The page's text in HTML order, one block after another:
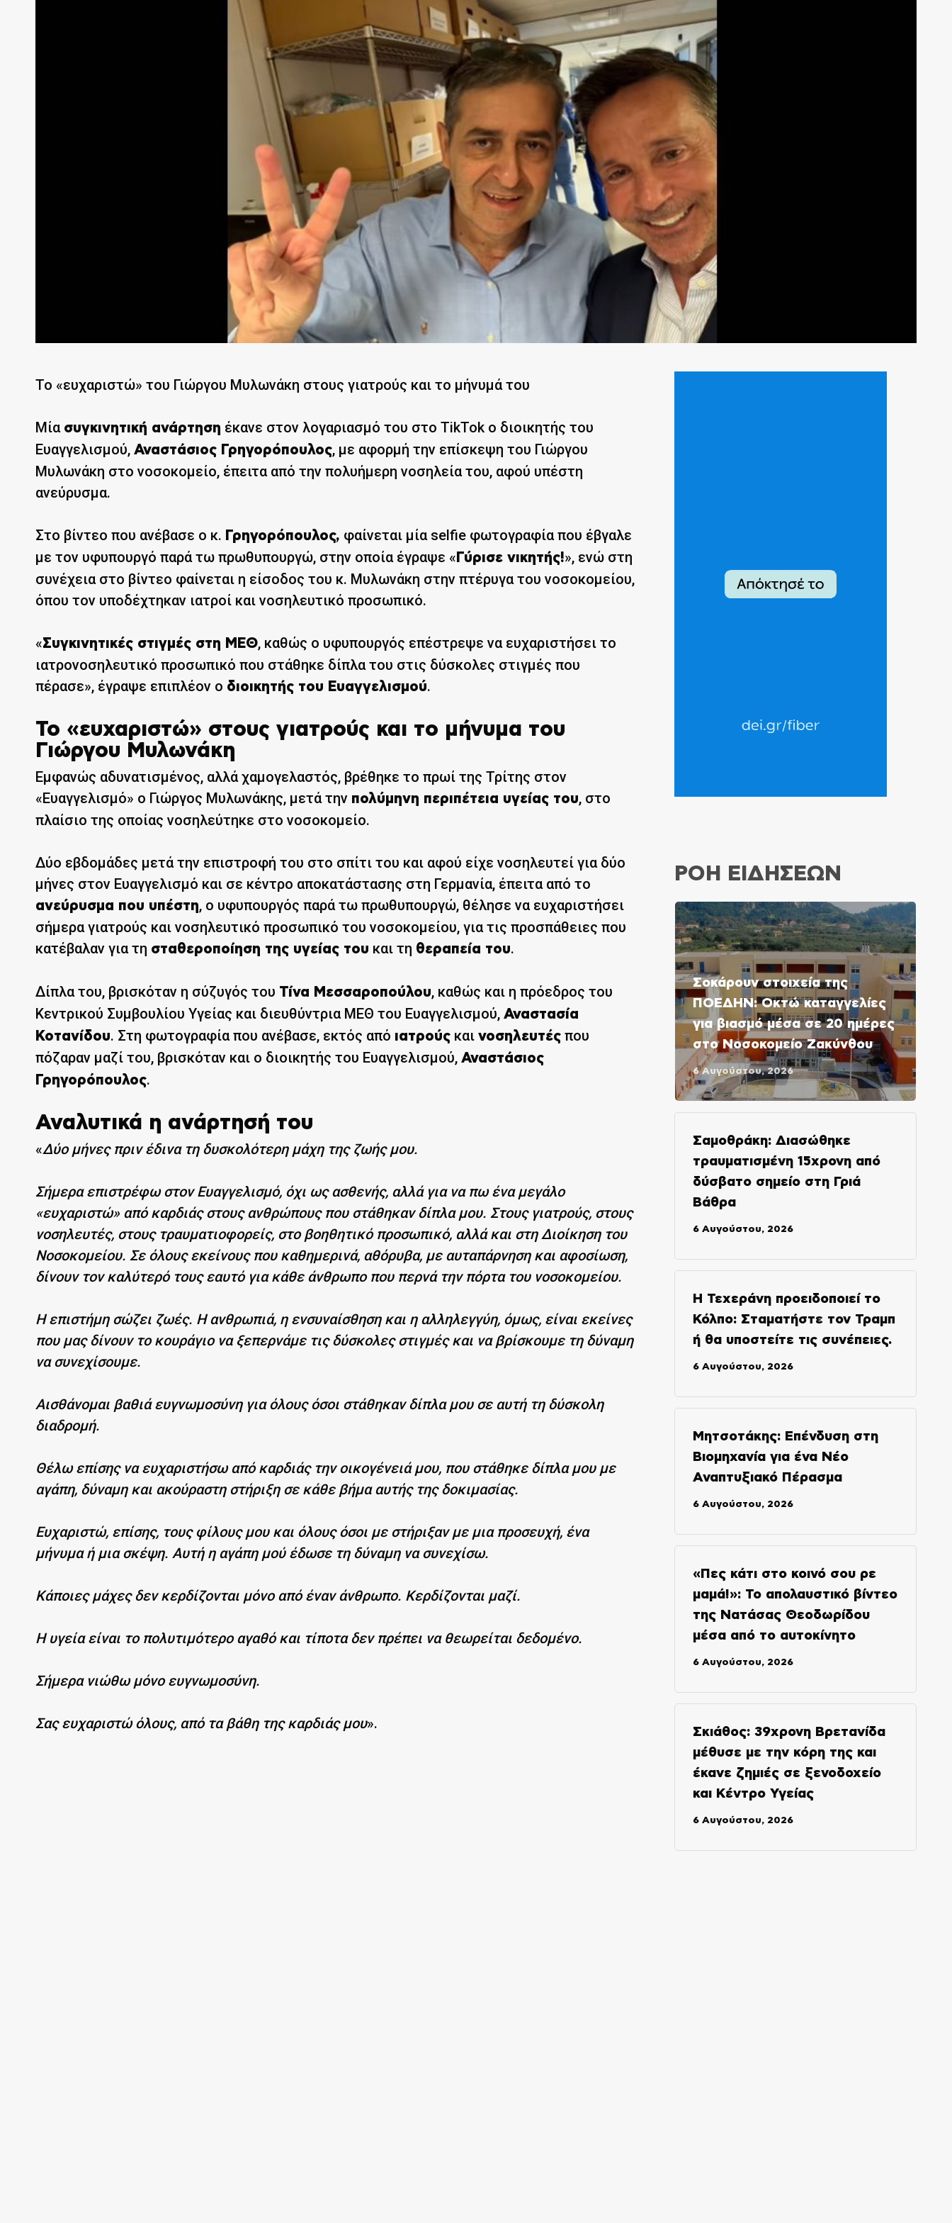
Το «ευχαριστώ» του Γιώργου Μυλωνάκη στους γιατρούς και το μήνυμά του
Μία συγκινητική ανάρτηση έκανε στον λογαριασμό του στο TikTok ο διοικητής του
Ευαγγελισμού, Αναστάσιος Γρηγορόπουλος, με αφορμή την επίσκεψη του Γιώργου
Μυλωνάκη στο νοσοκομείο, έπειτα από την πολυήμερη νοσηλεία του, αφού υπέστη
ανεύρυσμα.
Στο βίντεο που ανέβασε ο κ. Γρηγορόπουλος, φαίνεται μία selfie φωτογραφία που έβγαλε
με τον υφυπουργό παρά τω πρωθυπουργώ, στην οποία έγραψε « Γύρισε νικητής!», ενώ στη
συνέχεια στο βίντεο φαίνεται η είσοδος του κ. Μυλωνάκη στην πτέρυγα του νοσοκομείου,
όπου τον υποδέχτηκαν ιατροί και νοσηλευτικό προσωπικό.
«Συγκινητικές στιγμές στη ΜΕΘ, καθώς ο υφυπουργός επέστρεψε να ευχαριστήσει το
ιατρονοσηλευτικό προσωπικό που στάθηκε δίπλα του στις δύσκολες στιγμές που
πέρασε», έγραψε επιπλέον ο διοικητής του Ευαγγελισμού.
Το «ευχαριστώ» στους γιατρούς και το μήνυμα του
Γιώργου Μυλωνάκη
Εμφανώς αδυνατισμένος, αλλά χαμογελαστός, βρέθηκε το πρωί της Τρίτης στον
«Ευαγγελισμό» ο Γιώργος Μυλωνάκης, μετά την πολύμηνη περιπέτεια υγείας του, στο
πλαίσιο της οποίας νοσηλεύτηκε στο νοσοκομείο.
Δύο εβδομάδες μετά την επιστροφή του στο σπίτι του και αφού είχε νοσηλευτεί για δύο
μήνες στον Ευαγγελισμό και σε κέντρο αποκατάστασης στη Γερμανία, έπειτα από το
ανεύρυσμα που υπέστη, ο υφυπουργός παρά τω πρωθυπουργώ, θέλησε να ευχαριστήσει
σήμερα γιατρούς και νοσηλευτικό προσωπικό του νοσοκομείου, για τις προσπάθειες που
κατέβαλαν για τη σταθεροποίηση της υγείας του και τη θεραπεία του.
Δίπλα του, βρισκόταν η σύζυγός του Τίνα Μεσσαροπούλου, καθώς και η πρόεδρος του
Κεντρικού Συμβουλίου Υγείας και διευθύντρια ΜΕΘ του Ευαγγελισμού, Αναστασία
Κοτανίδου. Στη φωτογραφία που ανέβασε, εκτός από ιατρούς και νοσηλευτές που
πόζαραν μαζί του, βρισκόταν και ο διοικητής του Ευαγγελισμού, Αναστάσιος
Γρηγορόπουλος.
Αναλυτικά η ανάρτησή του
«Δύο μήνες πριν έδινα τη δυσκολότερη μάχη της ζωής μου.
Σήμερα επιστρέφω στον Ευαγγελισμό, όχι ως ασθενής, αλλά για να πω ένα μεγάλο
«ευχαριστώ» από καρδιάς στους ανθρώπους που στάθηκαν δίπλα μου. Στους γιατρούς, στους
νοσηλευτές, στους τραυματιοφορείς, στο βοηθητικό προσωπικό, αλλά και στη Διοίκηση του
Νοσοκομείου. Σε όλους εκείνους που καθημερινά, αθόρυβα, με αυταπάρνηση και αφοσίωση,
δίνουν τον καλύτερό τους εαυτό για κάθε άνθρωπο που περνά την πόρτα του νοσοκομείου.
Η επιστήμη σώζει ζωές. Η ανθρωπιά, η ενσυναίσθηση και η αλληλεγγύη, όμως, είναι εκείνες
που μας δίνουν το κουράγιο να ξεπερνάμε τις δύσκολες στιγμές και να βρίσκουμε τη δύναμη
να συνεχίσουμε.
Αισθάνομαι βαθιά ευγνωμοσύνη για όλους όσοι στάθηκαν δίπλα μου σε αυτή τη δύσκολη
διαδρομή.
Θέλω επίσης να ευχαριστήσω από καρδιάς την οικογένειά μου, που στάθηκε δίπλα μου με
αγάπη, δύναμη και ακούραστη στήριξη σε κάθε βήμα αυτής της δοκιμασίας.
Ευχαριστώ, επίσης, τους φίλους μου και όλους όσοι με στήριξαν με μια προσευχή, ένα
μήνυμα ή μια σκέψη. Αυτή η αγάπη μού έδωσε τη δύναμη να συνεχίσω.
Κάποιες μάχες δεν κερδίζονται μόνο από έναν άνθρωπο. Κερδίζονται μαζί.
Η υγεία είναι το πολυτιμότερο αγαθό και τίποτα δεν πρέπει να θεωρείται δεδομένο.
Σήμερα νιώθω μόνο ευγνωμοσύνη.
Σας ευχαριστώ όλους, από τα βάθη της καρδιάς μου».
ΡΟΗ ΕΙΔΗΣΕΩΝ
Σοκάρουν στοιχεία της
ΠΟΕΔΗΝ: Οκτώ καταγγελίες
για βιασμό μέσα σε 20 ημέρες
στο Νοσοκομείο Ζακύνθου
6 Αυγούστου, 2026
Σαμοθράκη: Διασώθηκε
τραυματισμένη 15χρονη από
δύσβατο σημείο στη Γριά
Βάθρα
6 Αυγούστου, 2026
Η Τεχεράνη προειδοποιεί το
Κόλπο: Σταματήστε τον Τραμπ
ή θα υποστείτε τις συνέπειες.
6 Αυγούστου, 2026
Μητσοτάκης: Επένδυση στη
Βιομηχανία για ένα Νέο
Αναπτυξιακό Πέρασμα
6 Αυγούστου, 2026
«Πες κάτι στο κοινό σου ρε
μαμά!»: Το απολαυστικό βίντεο
της Νατάσας Θεοδωρίδου
μέσα από το αυτοκίνητο
6 Αυγούστου, 2026
Σκιάθος: 39χρονη Βρετανίδα
μέθυσε με την κόρη της και
έκανε ζημιές σε ξενοδοχείο
και Κέντρο Υγείας
6 Αυγούστου, 2026